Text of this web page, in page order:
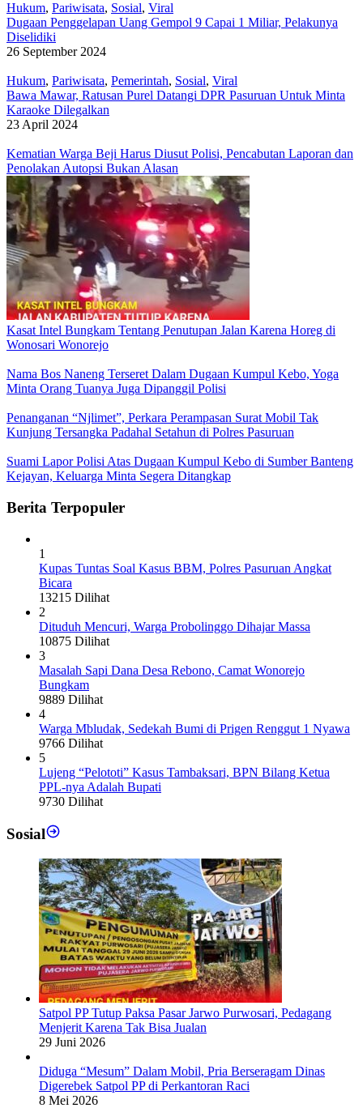
Hukum, Pariwisata, Sosial, Viral
Dugaan Penggelapan Uang Gempol 9 Capai 1 Miliar, Pelakunya
Diselidiki
26 September 2024
Hukum, Pariwisata, Pemerintah, Sosial, Viral
Bawa Mawar, Ratusan Purel Datangi DPR Pasuruan Untuk Minta
Karaoke Dilegalkan
23 April 2024
Kematian Warga Beji Harus Diusut Polisi, Pencabutan Laporan dan
Penolakan Autopsi Bukan Alasan
Kasat Intel Bungkam Tentang Penutupan Jalan Karena Horeg di
Wonosari Wonorejo
Nama Bos Naneng Terseret Dalam Dugaan Kumpul Kebo, Yoga
Minta Orang Tuanya Juga Dipanggil Polisi
Penanganan “Njlimet”, Perkara Perampasan Surat Mobil Tak
Kunjung Tersangka Padahal Setahun di Polres Pasuruan
Suami Lapor Polisi Atas Dugaan Kumpul Kebo di Sumber Banteng
Kejayan, Keluarga Minta Segera Ditangkap
Berita Terpopuler
1
Kupas Tuntas Soal Kasus BBM, Polres Pasuruan Angkat
Bicara
13215 Dilihat
2
Dituduh Mencuri, Warga Probolinggo Dihajar Massa
10875 Dilihat
3
Masalah Sapi Dana Desa Rebono, Camat Wonorejo
Bungkam
9889 Dilihat
4
Warga Mbludak, Sedekah Bumi di Prigen Renggut 1 Nyawa
9766 Dilihat
5
Lujeng “Pelototi” Kasus Tambaksari, BPN Bilang Ketua
PPL-nya Adalah Bupati
9730 Dilihat
Sosial
Satpol PP Tutup Paksa Pasar Jarwo Purwosari, Pedagang
Menjerit Karena Tak Bisa Jualan
29 Juni 2026
Diduga “Mesum” Dalam Mobil, Pria Berseragam Dinas
Digerebek Satpol PP di Perkantoran Raci
8 Mei 2026